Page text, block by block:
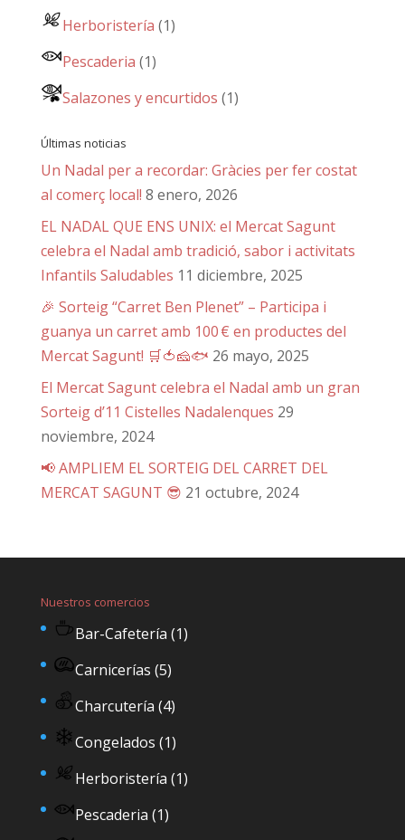
Herboristería (1)
Pescaderia (1)
Salazones y encurtidos (1)
Últimas noticias
Un Nadal per a recordar: Gràcies per fer costat
al comerç local! 8 enero, 2026
EL NADAL QUE ENS UNIX: el Mercat Sagunt
celebra el Nadal amb tradició, sabor i activitats
Infantils Saludables 11 diciembre, 2025
🎉 Sorteig “Carret Ben Plenet” – Participa i
guanya un carret amb 100 € en productes del
Mercat Sagunt! 🛒🍅🧀🐟 26 mayo, 2025
El Mercat Sagunt celebra el Nadal amb un gran
Sorteig d’11 Cistelles Nadalenques 29
noviembre, 2024
📢 AMPLIEM EL SORTEIG DEL CARRET DEL
MERCAT SAGUNT 😎 21 octubre, 2024
Nuestros comercios
Bar-Cafetería (1)
Carnicerías (5)
Charcutería (4)
Congelados (1)
Herboristería (1)
Pescaderia (1)